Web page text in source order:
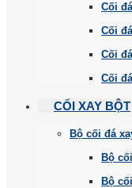
Cối
Cối
Cối
Cối
CỐI XAY BỘT
Bộ cối đá
Bộ
Bộ